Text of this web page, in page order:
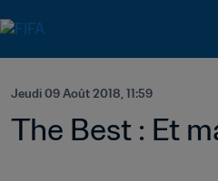
Jeudi 09 Août 2018, 11:59
The Best : Et